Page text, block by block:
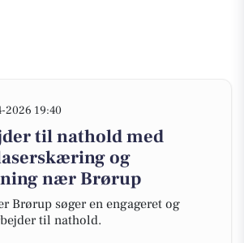
2026 19:40
til nathold med
og
nær Brørup
Brørup søger en engageret og
til nathold.